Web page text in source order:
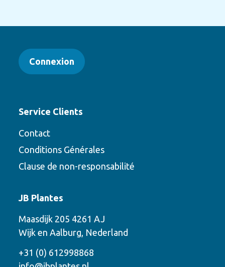
options suivantes
Connexion
Service Clients
Contact
Conditions Générales
Clause de non-responsabilité
JB Plantes
Maasdijk 205 4261 AJ
Wijk en Aalburg, Nederland
+31 (0) 612998868